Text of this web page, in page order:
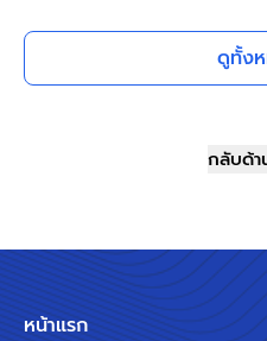
พื้นที่รอบบ้านกว้างขวาง
Facilities ตอบโจทย์ทุกกิจก
ม่วง "สถานีบางรักน้อยท่าอิ
ดูทั้ง
กลับด้
หน้าแรก